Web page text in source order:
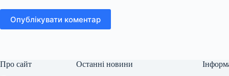
Опублікувати коментар
Про сайт Останні новини